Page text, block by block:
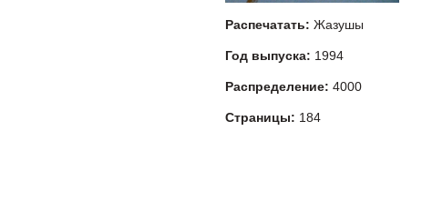
Распечатать: Жазушы
Год выпуска: 1994
Распределение: 4000
Страницы: 184